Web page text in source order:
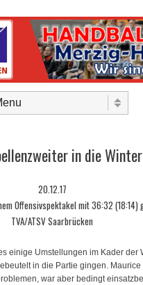
in die
20.12.17
Offensivspektakel mit 36:32 (18:14)
TVA/ATSV Saarbrücken
einige Umstellungen im Kader der
in die Partie gingen. Maurice
war aber bedingt